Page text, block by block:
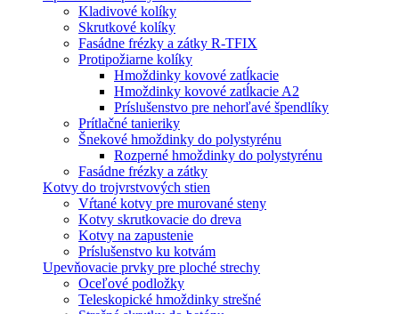
Kladivové kolíky
Skrutkové kolíky
Fasádne frézky a zátky R-TFIX
Protipožiarne kolíky
Hmoždinky kovové zatĺkacie
Hmoždinky kovové zatĺkacie A2
Príslušenstvo pre nehorľavé špendlíky
Prítlačné tanieriky
Šnekové hmoždinky do polystyrénu
Rozperné hmoždinky do polystyrénu
Fasádne frézky a zátky
Kotvy do trojvrstvových stien
Vŕtané kotvy pre murované steny
Kotvy skrutkovacie do dreva
Kotvy na zapustenie
Príslušenstvo ku kotvám
Upevňovacie prvky pre ploché strechy
Oceľové podložky
Teleskopické hmoždinky strešné